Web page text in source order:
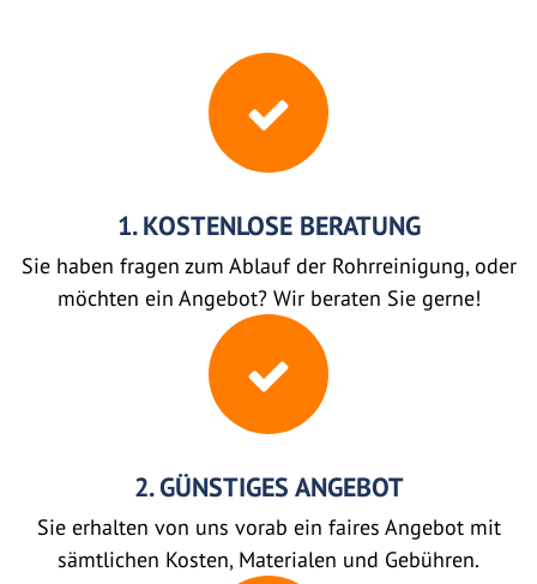
1. KOSTENLOSE BERATUNG
Sie haben fragen zum Ablauf der Rohrreinigung, oder
möchten ein Angebot? Wir beraten Sie gerne!
2. GÜNSTIGES ANGEBOT
Sie erhalten von uns vorab ein faires Angebot mit
sämtlichen Kosten, Materialen und Gebühren.